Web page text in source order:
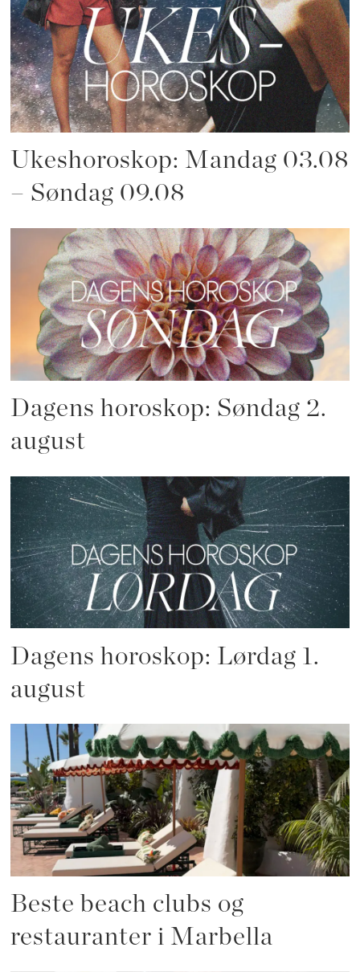
Ukeshoroskop: Mandag 03.08
– Søndag 09.08
Dagens horoskop: Søndag 2.
august
Dagens horoskop: Lørdag 1.
august
Beste beach clubs og
restauranter i Marbella